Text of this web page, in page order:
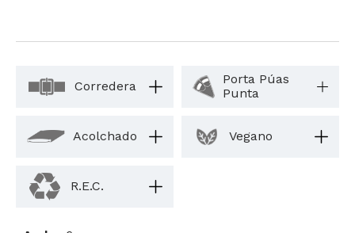
Corredera
Porta Púas
Punta
Acolchado Vegano
R.E.C.